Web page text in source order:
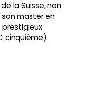
la Suisse, non
son master en
prestigieux
cinquième).